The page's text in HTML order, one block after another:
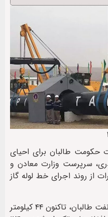
حکومت طالبان برای احیای
سرپرست وزارت معادن و
از روند اجرای خط لوله گاز
به گفته مقام‌های وزارت معادن و نفت طالبان، تاکنون ۴۴ کیلومتر